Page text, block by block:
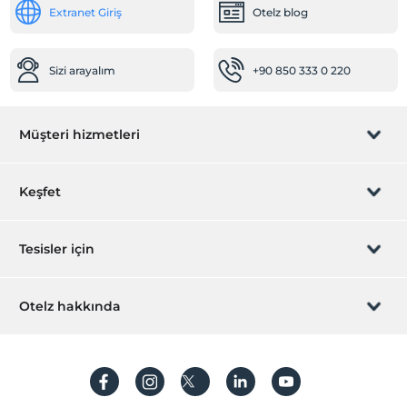
Extranet Giriş Otelz blog
Sizi arayalım +90 850 333 0 220
Müşteri hizmetleri
Rezervasyon yönet
Sıkça sorulan sorular
Keşfet
Hediye Kart
Hesap oluştur
Tesisler için
Hemen tesisinizi ekleyin
Otelz hakkında